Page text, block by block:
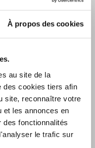
À propos des cookies
au site de la
des cookies tiers afin
site, reconnaître votre
et les annonces en
fonctionnalités
le trafic sur
ÉTÉ
!